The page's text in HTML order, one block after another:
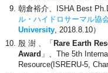
朝倉裕介、ISHA Best
ル・ハイドロサーマル協
University, 2018.8.10）
殷 澍 、「 Rare Earth
Award 」、The 5th
Resource(ISRERU-5,